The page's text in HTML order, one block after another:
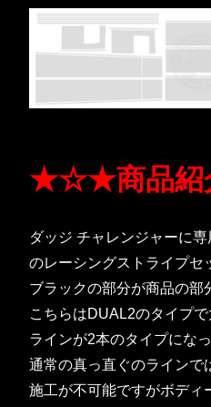
★☆★商品
ダッジ チャレンジャーに
のレーシングストライプセ
ブラックの部分が商品の部
こちらはDUAL2のタイプ
ラインが2本のタイプになっ
通常の真っ直ぐのラインで
施工が不可能ですがボディ